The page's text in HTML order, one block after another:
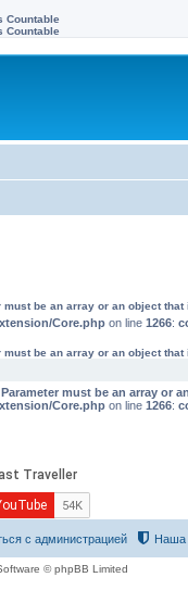
Countable
Countable
must be an array or an object
Core.php on line 1266:
must be an array or an object
must be an array or
Core.php on line 1266:
Наша
с администрацией
© phpBB Limited